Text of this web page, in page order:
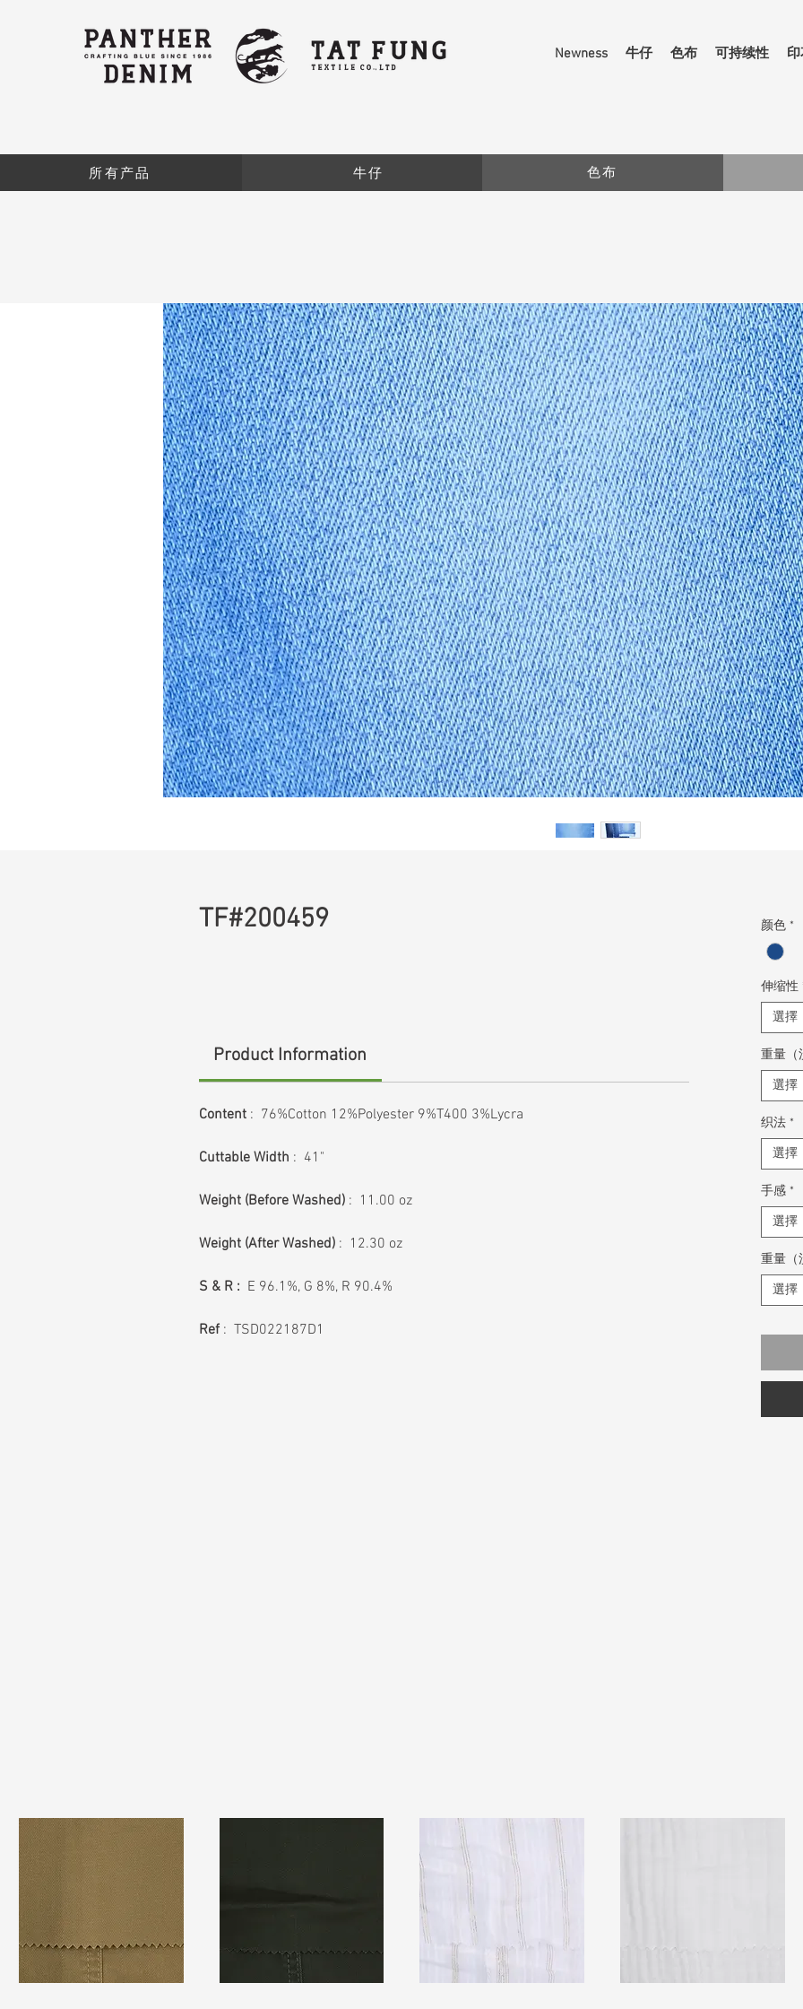
Newness 牛仔 色布 可持续性
TF#200459
Product Information
Content : 76%Cotton 12%Polyester 9%T400 3%Lycra
Cuttable Width : 41"
Weight (Before Washed) : 11.00 oz
Weight (After Washed) : 12.30 oz
S & R : E 96.1%, G 8%, R 90.4%
Ref : TSD022187D1
颜色 *
伸缩性
選擇
重量（
選擇
织法 *
選擇
手感 *
選擇
重量（
選擇
所有产品 牛仔 色布